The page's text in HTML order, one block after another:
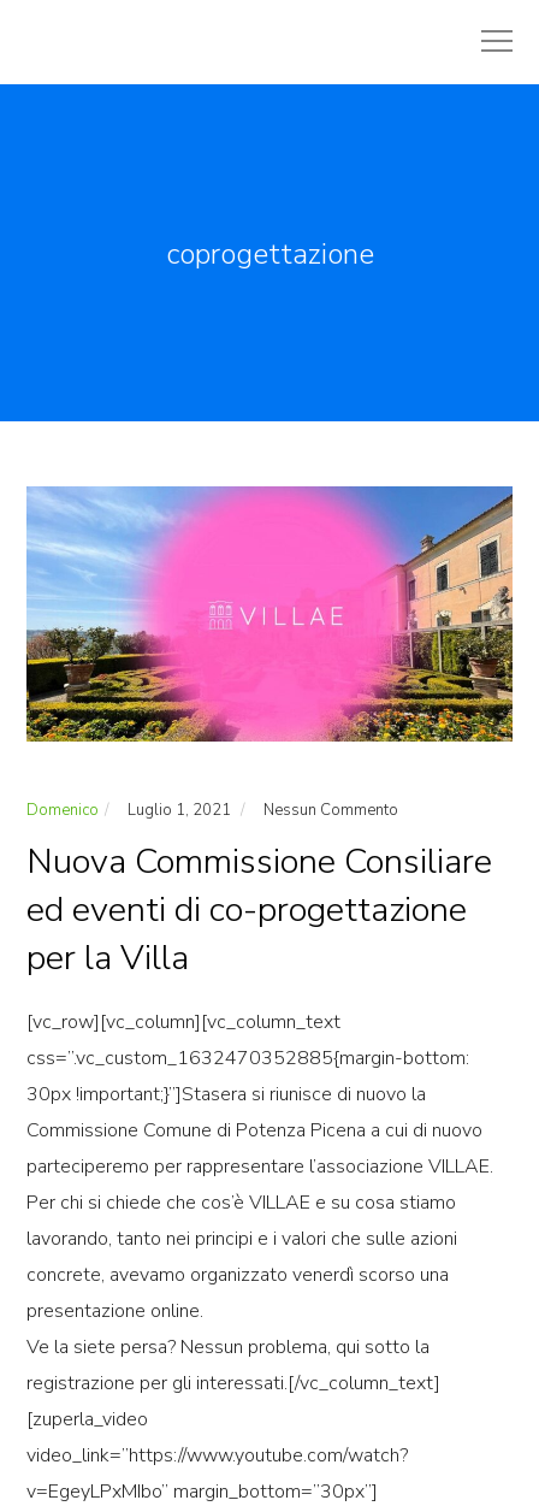
coprogettazione
Domenico Luglio 1, 2021 Nessun Commento
Nuova Commissione Consiliare
ed eventi di co-progettazione
per la Villa
[vc_row][vc_column][vc_column_text
css=”.vc_custom_1632470352885{margin-bottom:
30px !important;}”]Stasera si riunisce di nuovo la
Commissione Comune di Potenza Picena a cui di nuovo
parteciperemo per rappresentare l’associazione VILLAE.
Per chi si chiede che cos’è VILLAE e su cosa stiamo
lavorando, tanto nei principi e i valori che sulle azioni
concrete, avevamo organizzato venerdì scorso una
presentazione online.
Ve la siete persa? Nessun problema, qui sotto la
registrazione per gli interessati.[/vc_column_text]
[zuperla_video
video_link=”https://www.youtube.com/watch?
v=EgeyLPxMIbo” margin_bottom=”30px”]